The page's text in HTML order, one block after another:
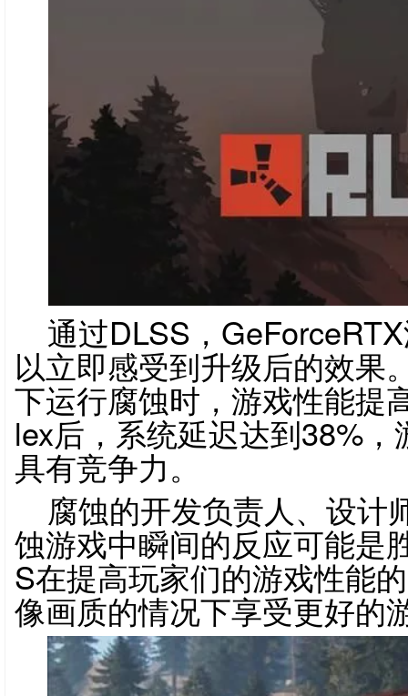
通过DLSS，
以立即感受到升级后的效果
下运行腐蚀时，游戏性能提
lex后，系统延迟达到38%
具有竞争力。
腐蚀的开发负责人、设计
蚀游戏中瞬间的反应可能是
S在提高玩家们的游戏性能
像画质的情况下享受更好的